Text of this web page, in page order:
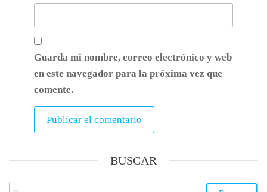
Guarda mi nombre, correo electrónico y web
en este navegador para la próxima vez que
comente.
BUSCAR